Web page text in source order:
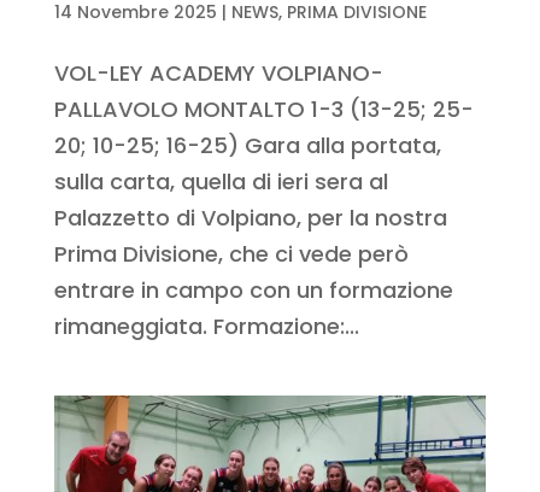
14 Novembre 2025 | NEWS, PRIMA DIVISIONE
VOL-LEY ACADEMY VOLPIANO-
PALLAVOLO MONTALTO 1-3 (13-25; 25-
20; 10-25; 16-25) Gara alla portata,
sulla carta, quella di ieri sera al
Palazzetto di Volpiano, per la nostra
Prima Divisione, che ci vede però
entrare in campo con un formazione
rimaneggiata. Formazione:...